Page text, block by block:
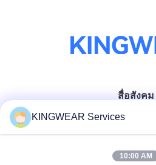
สื่อสังคม
ติดต่อเร็ว
KINGWEAR Services
10:00 AM